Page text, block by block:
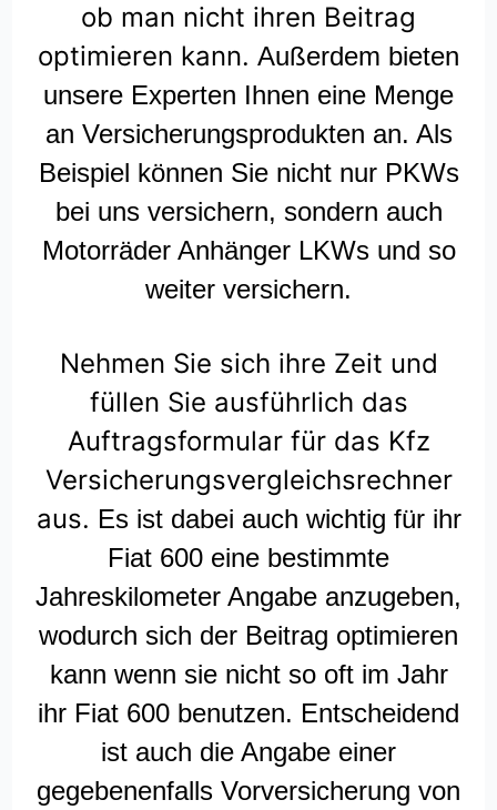
ob man nicht ihren Beitrag
optimieren kann. Außerdem bieten
unsere Experten Ihnen eine Menge
an Versicherungsprodukten an. Als
Beispiel können Sie nicht nur PKWs
bei uns versichern, sondern auch
Motorräder Anhänger LKWs und so
weiter versichern.
Nehmen Sie sich ihre Zeit und
füllen Sie ausführlich das
Auftragsformular für das Kfz
Versicherungsvergleichsrechner
aus. Es ist dabei auch wichtig für ihr
Fiat 600 eine bestimmte
Jahreskilometer Angabe anzugeben,
wodurch sich der Beitrag optimieren
kann wenn sie nicht so oft im Jahr
ihr Fiat 600 benutzen. Entscheidend
ist auch die Angabe einer
gegebenenfalls Vorversicherung von